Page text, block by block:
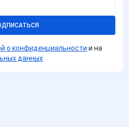
о конфиденциальности и на
данных